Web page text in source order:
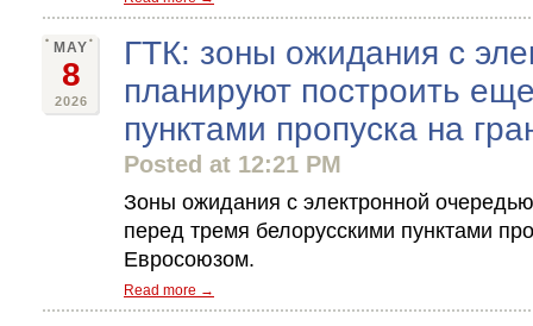
MAY
8
2026
ГТК: зоны ожидания с
планируют построить
пунктами пропуска на
Posted at 12:21 PM
Зоны ожидания с электронной
перед тремя белорусскими пунктами
Евросоюзом.
Read more →